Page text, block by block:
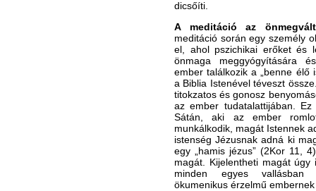
dicsőíti.
A meditáció az
meditáció során egy személy
el, ahol pszichikai erőket és
önmaga meggyógyítására
ember találkozik a „benne élő
a Biblia Istenével téveszt
titokzatos és gonosz
az ember tudatalattijában.
Sátán, aki az ember
munkálkodik, magát Istennek
istenség Jézusnak adná ki
egy „hamis jézus” (2Kor 11,
magát. Kijelentheti magát úgy
minden egyes vallásban
ökumenikus érzelmű